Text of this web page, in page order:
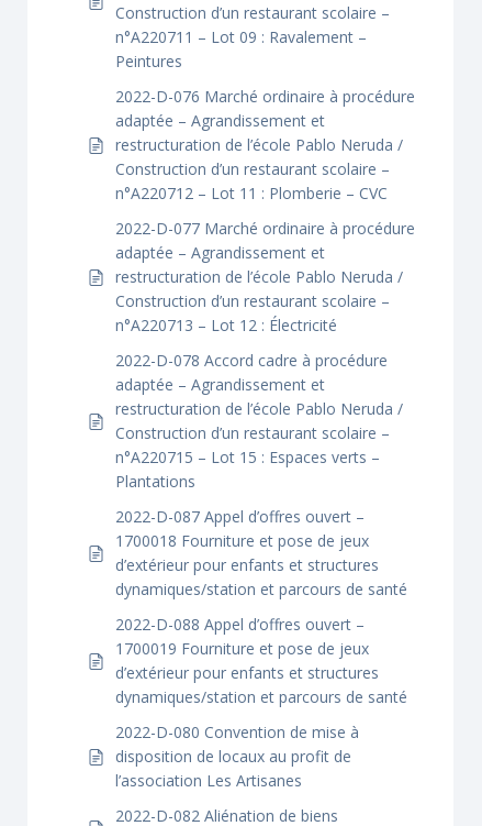
Construction d’un restaurant scolaire –
n°A220711 – Lot 09 : Ravalement –
Peintures
2022-D-076 Marché ordinaire à procédure
adaptée – Agrandissement et
restructuration de l’école Pablo Neruda /
Construction d’un restaurant scolaire –
n°A220712 – Lot 11 : Plomberie – CVC
2022-D-077 Marché ordinaire à procédure
adaptée – Agrandissement et
restructuration de l’école Pablo Neruda /
Construction d’un restaurant scolaire –
n°A220713 – Lot 12 : Électricité
2022-D-078 Accord cadre à procédure
adaptée – Agrandissement et
restructuration de l’école Pablo Neruda /
Construction d’un restaurant scolaire –
n°A220715 – Lot 15 : Espaces verts –
Plantations
2022-D-087 Appel d’offres ouvert –
1700018 Fourniture et pose de jeux
d’extérieur pour enfants et structures
dynamiques/station et parcours de santé
2022-D-088 Appel d’offres ouvert –
1700019 Fourniture et pose de jeux
d’extérieur pour enfants et structures
dynamiques/station et parcours de santé
2022-D-080 Convention de mise à
disposition de locaux au profit de
l’association Les Artisanes
2022-D-082 Aliénation de biens